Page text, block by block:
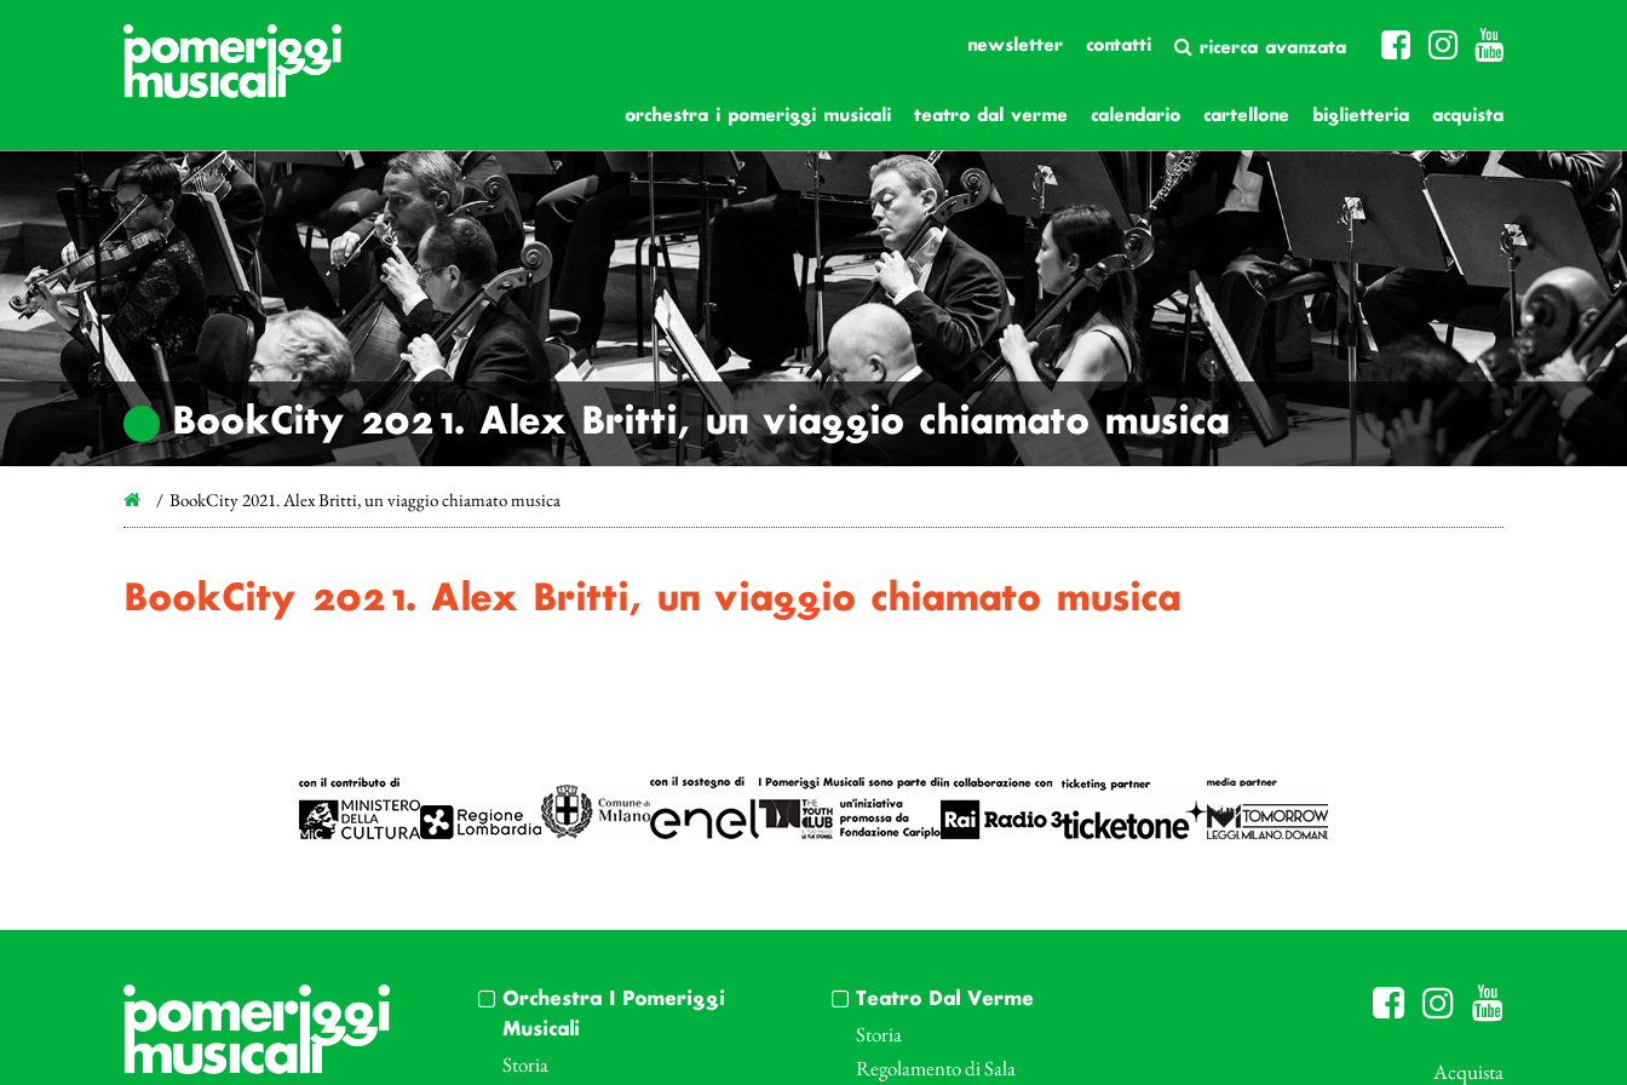
newsletter contatti ricerca avanzata
orchestra i pomeriggi musicali teatro dal verme calendario cartellone biglietteria acquista
BookCity 2021. Alex Britti, un viaggio chiamato musica
BookCity 2021. Alex Britti, un viaggio chiamato musica
BookCity 2021. Alex Britti, un viaggio chiamato musica
Orchestra I Pomeriggi
Musicali
Storia
Teatro Dal Verme
Storia
Regolamento di Sala
Acquista